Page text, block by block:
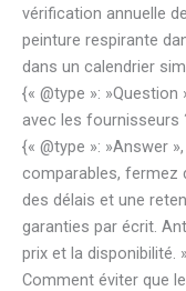
vérification annuelle
peinture respirante
dans un calendrier
{« @type »:
avec les fournisseurs
{« @type »: »Answer
comparables, fermez
des délais et une
garanties par écrit.
prix et la disponibilité.
Comment éviter que